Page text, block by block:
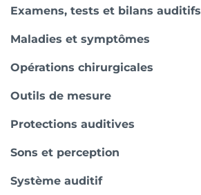
Examens, tests et bilans auditifs
Maladies et symptômes
Opérations chirurgicales
Outils de mesure
Protections auditives
Sons et perception
Système auditif